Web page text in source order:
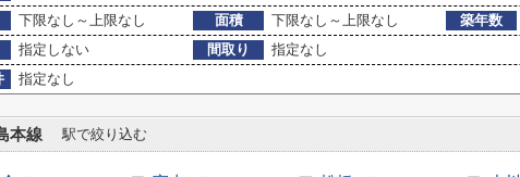
下限なし～上限なし 面積 下限なし～上限なし 築年数
指定しない 間取り
指定なし
指定なし
本線 駅で絞り込む